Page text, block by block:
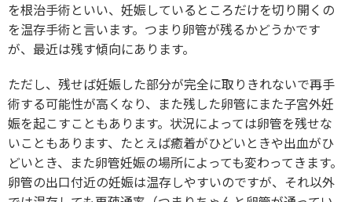
を根治手術といい、妊娠しているところだけを切り開くの
を温存手術と言います。つまり卵管が残るかどうかです
が、最近は残す傾向にあります。
ただし、残せば妊娠した部分が完全に取りきれないで再手
術する可能性が高くなり、また残した卵管にまた子宮外妊
娠を起こすこともあります。状況によっては卵管を残せな
いこともあります、たとえば癒着がひどいときや出血がひ
どいとき、また卵管妊娠の場所によっても変わってきます。
卵管の出口付近の妊娠は温存しやすいのですが、それ以外